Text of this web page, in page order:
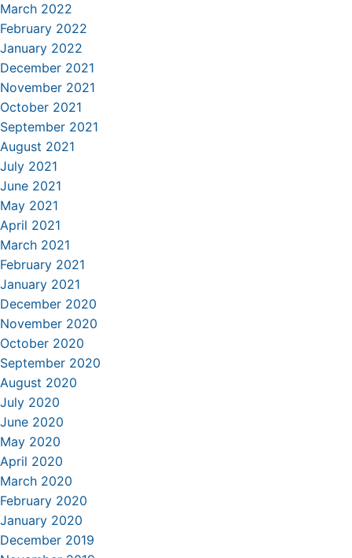
March 2022
February 2022
January 2022
December 2021
November 2021
October 2021
September 2021
August 2021
July 2021
June 2021
May 2021
April 2021
March 2021
February 2021
January 2021
December 2020
November 2020
October 2020
September 2020
August 2020
July 2020
June 2020
May 2020
April 2020
March 2020
February 2020
January 2020
December 2019